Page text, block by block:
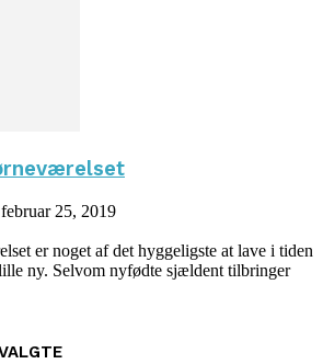
februar 25, 2019
er noget af det hyggeligste at lave i tiden
ny. Selvom nyfødte sjældent tilbringer